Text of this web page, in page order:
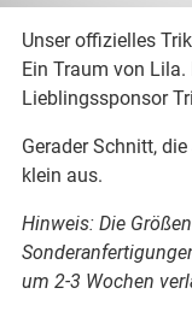
Unser offizielles
Ein Traum von
Lieblingssponsor
Gerader Schnitt,
klein aus.
Hinweis: Die
um 2-3 Wochen